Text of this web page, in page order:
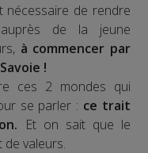
nécessaire de rendre
de la jeune
à commencer par
!
ces 2 mondes qui
se parler : ce trait
Et on sait que le
valeurs.